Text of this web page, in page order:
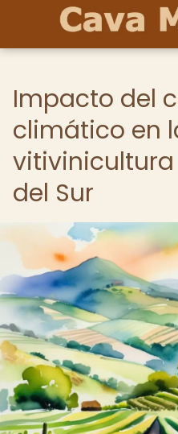
Impacto del
climático en
del Sur